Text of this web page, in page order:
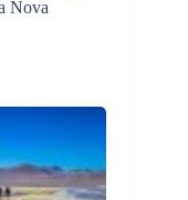
Nova